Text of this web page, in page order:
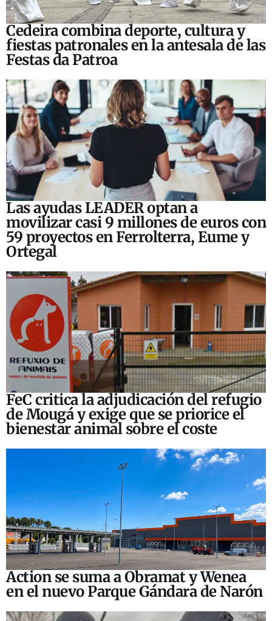
Cedeira combina deporte, cultura y
fiestas patronales en la antesala de las
Festas da Patroa
Las ayudas LEADER optan a
movilizar casi 9 millones de euros con
59 proyectos en Ferrolterra, Eume y
Ortegal
FeC critica la adjudicación del refugio
de Mougá y exige que se priorice el
bienestar animal sobre el coste
Action se suma a Obramat y Wenea
en el nuevo Parque Gándara de Narón